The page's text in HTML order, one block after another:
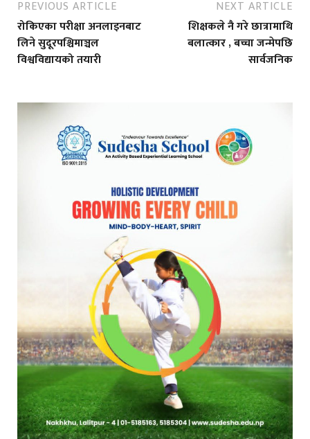
PREVIOUS ARTICLE
रोकिएका परीक्षा अनलाइनबाट
लिने सुदूरपश्चिमाञ्चल
विश्वविद्यायको तयारी
NEXT ARTICLE
शिक्षकले नै गरे छात्रामाथि
बलात्कार , बच्चा जन्मेपछि
सार्वजनिक